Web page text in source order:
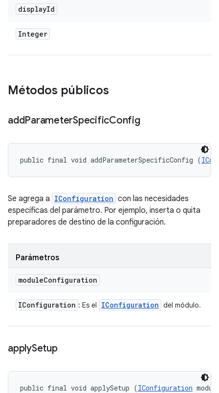
displayId
Integer
Métodos públicos
addParameterSpecificConfig
public final void addParameterSpecificConfig (
Se agrega a IConfiguration con las necesidades
específicas del parámetro. Por ejemplo, inserta o quita
preparadores de destino de la configuración.
Parámetros
moduleConfiguration
IConfiguration : Es el IConfiguration del módulo.
applySetup
public final void applySetup (IConfiguration